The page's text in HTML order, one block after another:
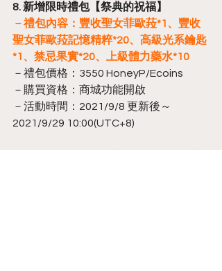
8. 新增限時禮包【祭典的祝福】
－禮包內容：豐收聖女菲歐菈*1、豐收
聖女菲歐菈記憶精粹*20、高級光系鑰匙
*1、禁忌果實*20、上級體力藥水*10
－禮包價格：3550 HoneyP/Ecoins
－購買資格：商城功能開啟
－活動時間：2021/9/8 更新後～
2021/9/29 10:00(UTC+8)